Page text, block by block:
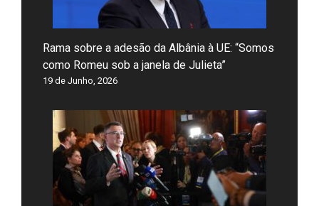
Rama sobre a adesão da Albânia à UE: “Somos
como Romeu sob a janela de Julieta”
19 de Junho, 2026